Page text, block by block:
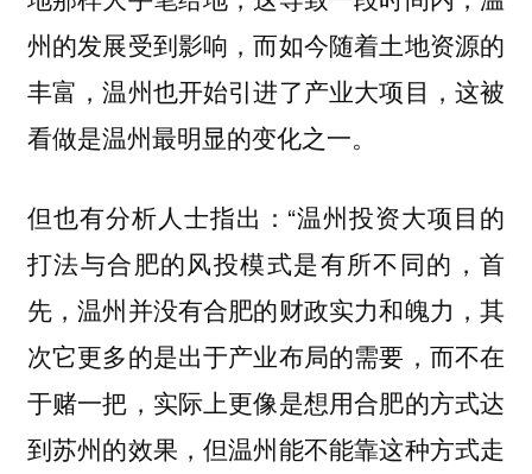
州的发展受到影响，而如今随着土地资源的
丰富，温州也开始引进了产业大项目，这被
看做是温州最明显的变化之一。
但也有分析人士指出：“温州投资大项目的
打法与合肥的风投模式是有所不同的，首
先，温州并没有合肥的财政实力和魄力，其
次它更多的是出于产业布局的需要，而不在
于赌一把，实际上更像是想用合肥的方式达
到苏州的效果，但温州能不能靠这种方式走